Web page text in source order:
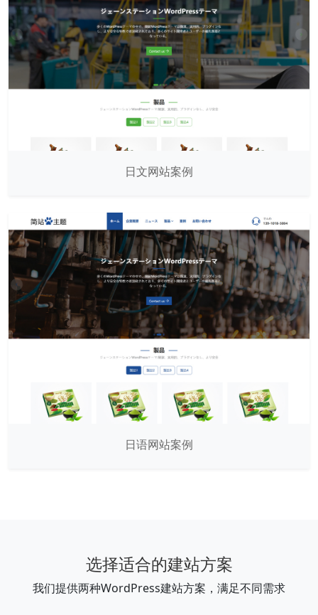
日文网站案例
日语网站案例
选择适合的建站方案
我们提供两种WordPress建站方案，满足不同需求